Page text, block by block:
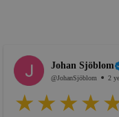
Johan Sjöblom
@JohanSjöblom 2